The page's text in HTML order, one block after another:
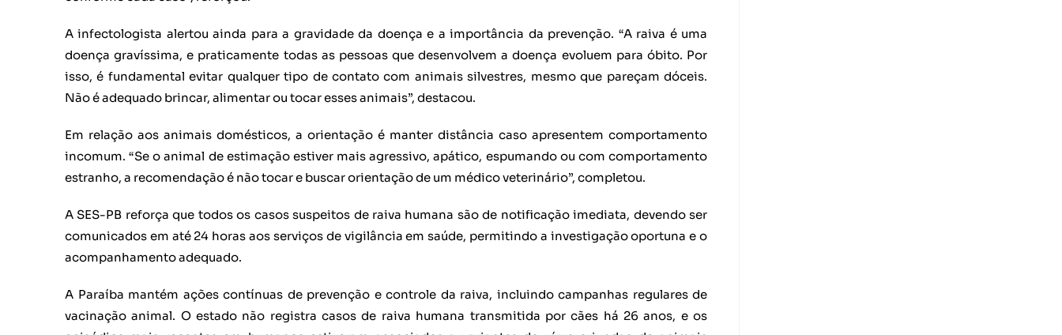
A infectologista alertou ainda para a gravidade da doença e a importância da prevenção. “A raiva é uma
doença gravíssima, e praticamente todas as pessoas que desenvolvem a doença evoluem para óbito. Por
isso, é fundamental evitar qualquer tipo de contato com animais silvestres, mesmo que pareçam dóceis.
Não é adequado brincar, alimentar ou tocar esses animais”, destacou.
Em relação aos animais domésticos, a orientação é manter distância caso apresentem comportamento
incomum. “Se o animal de estimação estiver mais agressivo, apático, espumando ou com comportamento
estranho, a recomendação é não tocar e buscar orientação de um médico veterinário”, completou.
A SES-PB reforça que todos os casos suspeitos de raiva humana são de notificação imediata, devendo ser
comunicados em até 24 horas aos serviços de vigilância em saúde, permitindo a investigação oportuna e o
acompanhamento adequado.
A Paraíba mantém ações contínuas de prevenção e controle da raiva, incluindo campanhas regulares de
vacinação animal. O estado não registra casos de raiva humana transmitida por cães há 26 anos, e os